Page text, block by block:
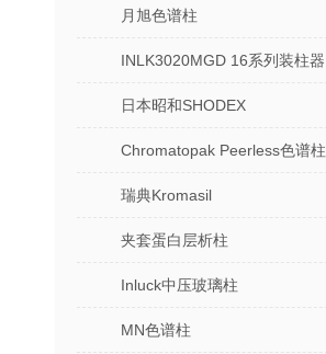
月旭色谱柱
INLK3020MGD 16系列装柱器
日本昭和SHODEX
Chromatopak Peerless色谱柱
瑞典Kromasil
夹套蛋白层析柱
Inluck中压玻璃柱
MN色谱柱